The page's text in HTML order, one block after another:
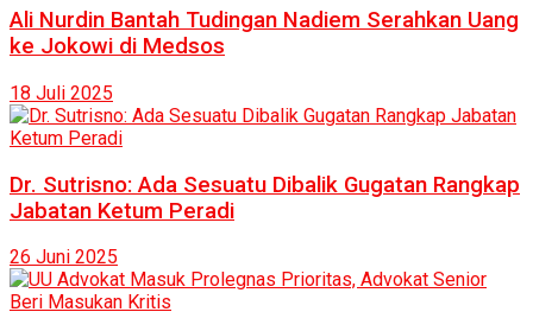
Ali Nurdin Bantah Tudingan Nadiem Serahkan Uang
ke Jokowi di Medsos
18 Juli 2025
Dr. Sutrisno: Ada Sesuatu Dibalik Gugatan Rangkap
Jabatan Ketum Peradi
26 Juni 2025